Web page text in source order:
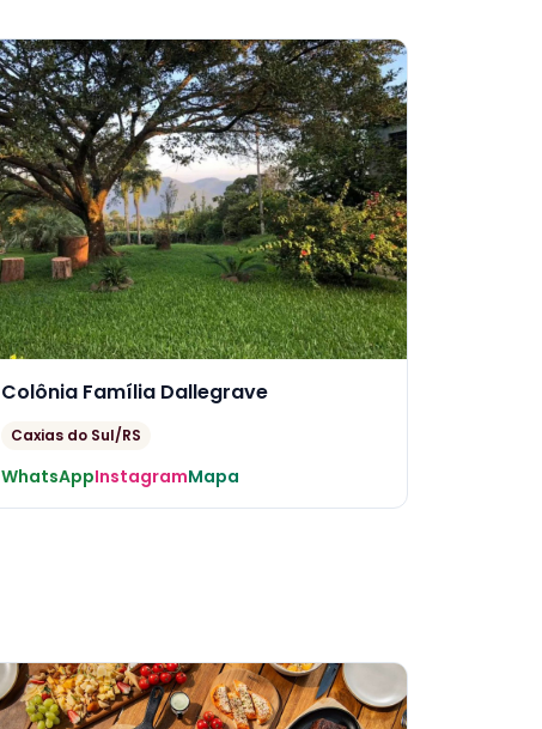
Colônia Família Dallegrave
Caxias do Sul/RS
WhatsAppInstagramMapa